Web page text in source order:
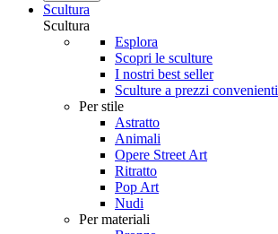
Scultura
Scultura
Esplora
Scopri le sculture
I nostri best seller
Sculture a prezzi convenienti
Per stile
Astratto
Animali
Opere Street Art
Ritratto
Pop Art
Nudi
Per materiali